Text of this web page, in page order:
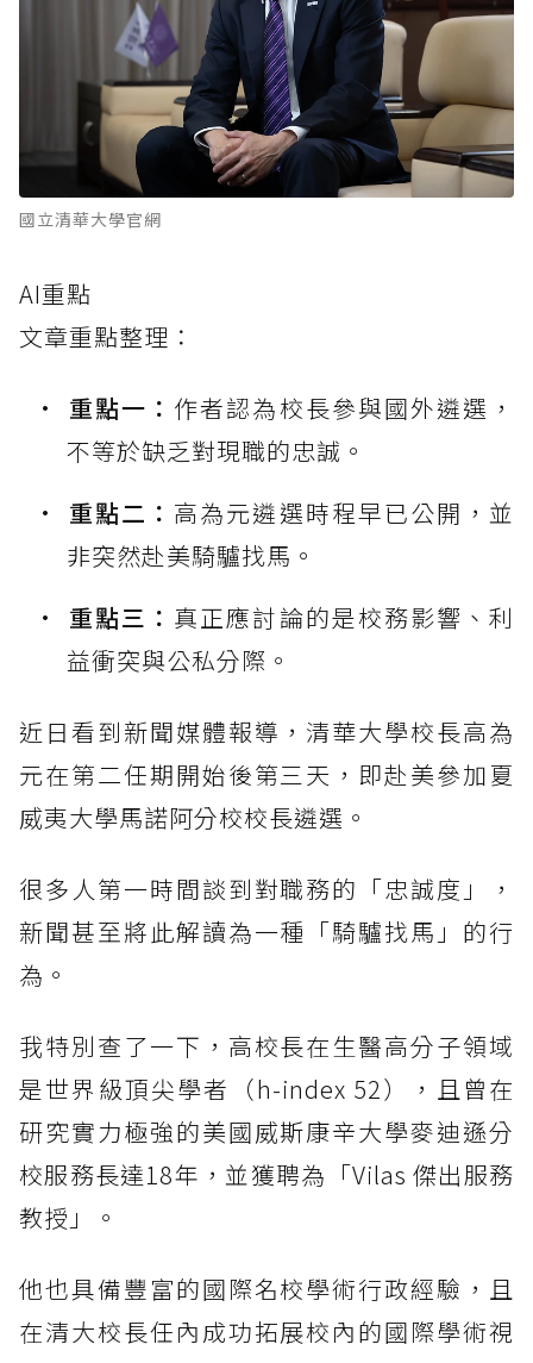
國立清華大學官網
AI重點
文章重點整理：
重點一： 作者認為校長參與國外遴選，
不等於缺乏對現職的忠誠。
重點二： 高為元遴選時程早已公開，並
非突然赴美騎驢找馬。
重點三： 真正應討論的是校務影響、利
益衝突與公私分際。
近日看到新聞媒體報導，清華大學校長高為
元在第二任期開始後第三天，即赴美參加夏
威夷大學馬諾阿分校校長遴選。
很多人第一時間談到對職務的「忠誠度」，
新聞甚至將此解讀為一種「騎驢找馬」的行
為。
我特別查了一下，高校長在生醫高分子領域
是世界級頂尖學者（h-index 52），且曾在
研究實力極強的美國威斯康辛大學麥迪遜分
校服務長達18年，並獲聘為「Vilas 傑出服務
教授」。
他也具備豐富的國際名校學術行政經驗，且
在清大校長任內成功拓展校內的國際學術視